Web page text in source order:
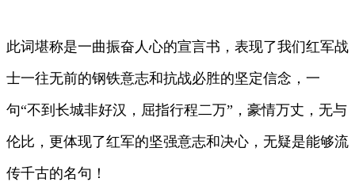
此词堪称是一曲振奋人心的宣言书，表现了我们红军战
士一往无前的钢铁意志和抗战必胜的坚定信念，一
句“不到长城非好汉，屈指行程二万”，豪情万丈，无与
伦比，更体现了红军的坚强意志和决心，无疑是能够流
传千古的名句！